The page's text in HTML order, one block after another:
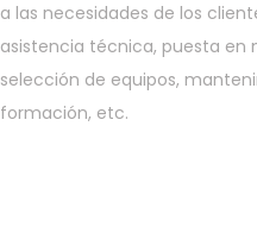
a las necesidades de los
asistencia técnica, puesta en
selección de equipos,
formación, etc.